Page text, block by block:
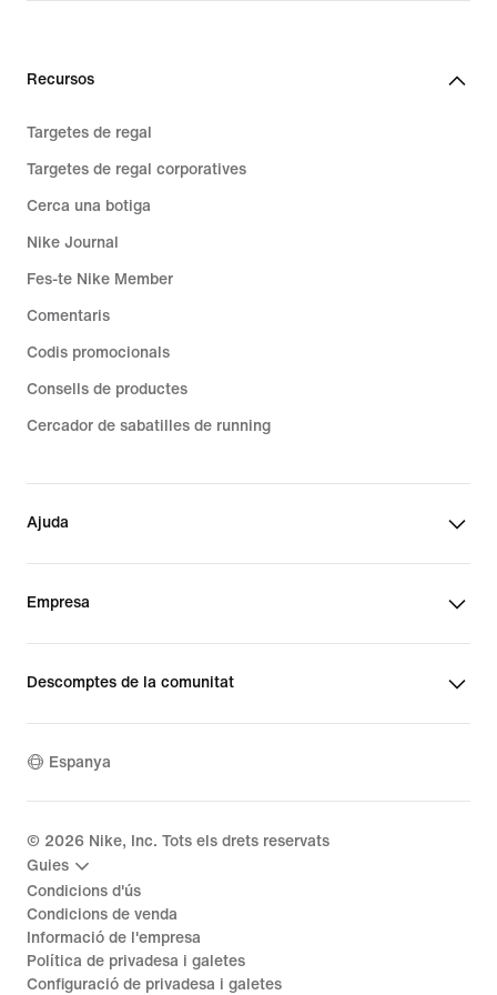
Recursos
Targetes de regal
Targetes de regal corporatives
Cerca una botiga
Nike Journal
Fes-te Nike Member
Comentaris
Codis promocionals
Consells de productes
Cercador de sabatilles de running
Ajuda
Empresa
Descomptes de la comunitat
Espanya
© 2026 Nike, Inc. Tots els drets reservats
Guies
Condicions d'ús
Condicions de venda
Informació de l'empresa
Política de privadesa i galetes
Configuració de privadesa i galetes